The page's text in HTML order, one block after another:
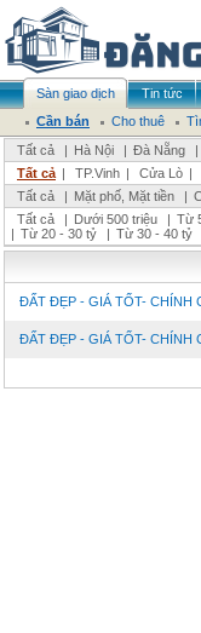
Sàn giao dịch Tin tức
Cần bán
Cho thuê
Tất cả
| Hà Nội | Đà Nẵng |
Tất cả | TP.Vinh | Cửa Lò |
Tất cả
| Mặt phố, Mặt tiền |
Tất cả
| Dưới 500 triệu | Từ
| Từ 20 - 30 tỷ | Từ 30 - 40 tỷ
ĐẤT ĐẸP - GIÁ TỐT- CHÍNH
ĐẤT ĐẸP - GIÁ TỐT- CHÍNH